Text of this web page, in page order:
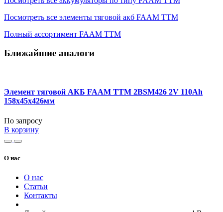
Посмотреть все элементы тяговой акб FAAM TTM
Полный ассортимент FAAM TTM
Ближайшие аналоги
Элемент тяговой АКБ FAAM TTM 2BSM426 2V 110Ah
158x45x426мм
По запросу
В корзину
О нас
О нас
Статьи
Контакты